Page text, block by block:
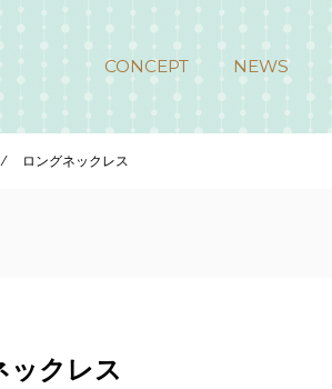
CONCEPT NEWS
⁄ ロングネックレス
ックレス